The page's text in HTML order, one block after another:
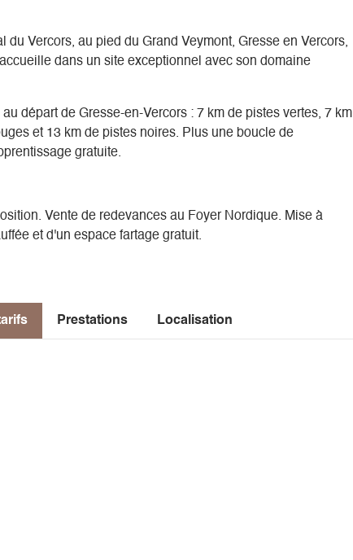
Vercors, au pied du Grand Veymont, Gresse en Vercors,
dans un site exceptionnel avec son domaine
départ de Gresse-en-Vercors : 7 km de pistes vertes, 7 km
et 13 km de pistes noires. Plus une boucle de
gratuite.
Vente de redevances au Foyer Nordique. Mise à
et d'un espace fartage gratuit.
Prestations Localisation